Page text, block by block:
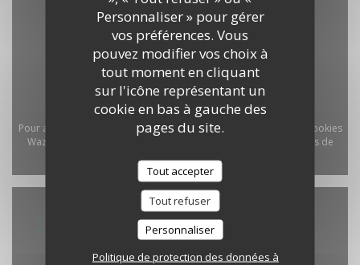
Personnaliser » pour gérer
vos préférences. Vous
pouvez modifier vos choix à
tout moment en cliquant
sur l'icône représentant un
cookie en bas à gauche des
pages du site.
Tout accepter
Tout refuser
Personnaliser
Politique de protection des données à
Pour afficher la carte interactive Waze, vous devez accepter les cookies
Waze Map (Google). Ces cookies peuvent collecter des données de
navigation et de localisation.
Infos pratiques
Horaires